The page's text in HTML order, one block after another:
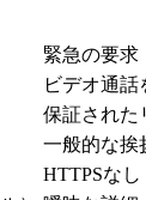
緊急の要求
ビデオ通
保証された
一般的な挨
HTTPSな